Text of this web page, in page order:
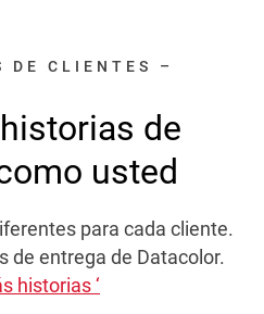
DE CLIENTES –
de
usted
para cada cliente.
de entrega de Datacolor.
historias ‘